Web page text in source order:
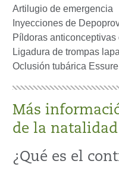
Artilugio de emergencia
Inyecciones de
Píldoras
Ligadura de trompas
Oclusión tubárica Essure
Más
de la natalidad
¿Qué es el